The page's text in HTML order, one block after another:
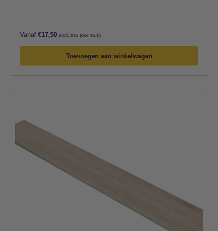
Vanaf €17,50 excl. btw (per stuk)
Toevoegen aan winkelwagen